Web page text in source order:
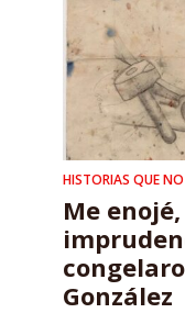
HISTORIAS QUE
Me
González